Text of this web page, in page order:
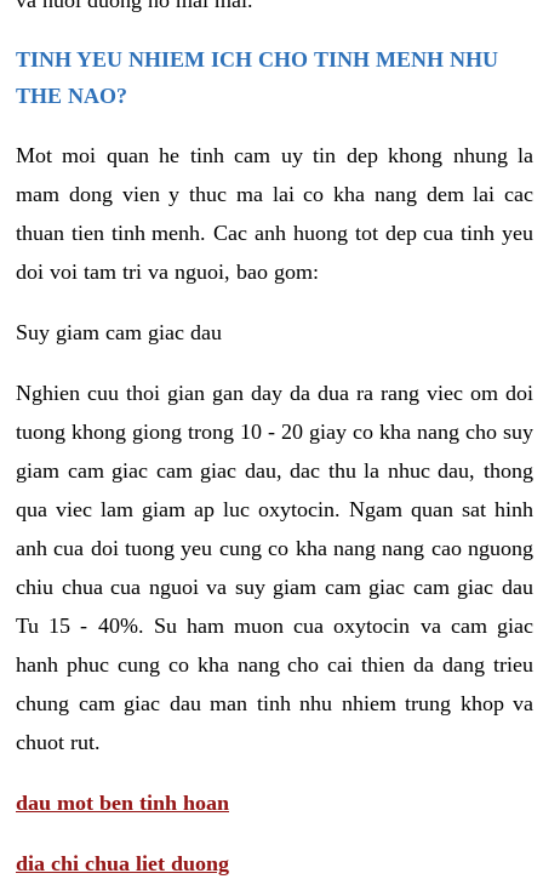
TINH YEU NHIEM ICH CHO TINH MENH NHU
THE NAO?
Mot moi quan he tinh cam uy tin dep khong nhung la
mam dong vien y thuc ma lai co kha nang dem lai cac
thuan tien tinh menh. Cac anh huong tot dep cua tinh yeu
doi voi tam tri va nguoi, bao gom:
Suy giam cam giac dau
Nghien cuu thoi gian gan day da dua ra rang viec om doi
tuong khong giong trong 10 - 20 giay co kha nang cho suy
giam cam giac cam giac dau, dac thu la nhuc dau, thong
qua viec lam giam ap luc oxytocin. Ngam quan sat hinh
anh cua doi tuong yeu cung co kha nang nang cao nguong
chiu chua cua nguoi va suy giam cam giac cam giac dau
Tu 15 - 40%. Su ham muon cua oxytocin va cam giac
hanh phuc cung co kha nang cho cai thien da dang trieu
chung cam giac dau man tinh nhu nhiem trung khop va
chuot rut.
dau mot ben tinh hoan
dia chi chua liet duong